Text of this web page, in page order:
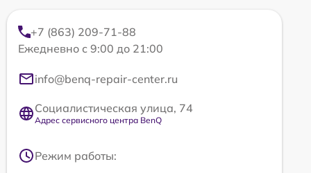
+7 (863) 209-71-88
Ежедневно с 9:00 до 21:00
info@benq-repair-center.ru
Социалистическая улица, 74
Адрес сервисного центра BenQ
Режим работы: